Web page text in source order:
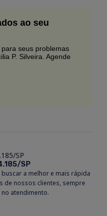
ao seu
seus problemas
P. Silveira. Agende
SP
a melhor e mais rápida
de nossos clientes, sempre
atendimento.